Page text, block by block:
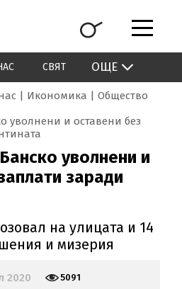
СВЯТ ОЩЕ
Икономика
Общество
уволнени и оставени без
уволнени и
заради
на улицата и 14
и мизерия
2020 5091